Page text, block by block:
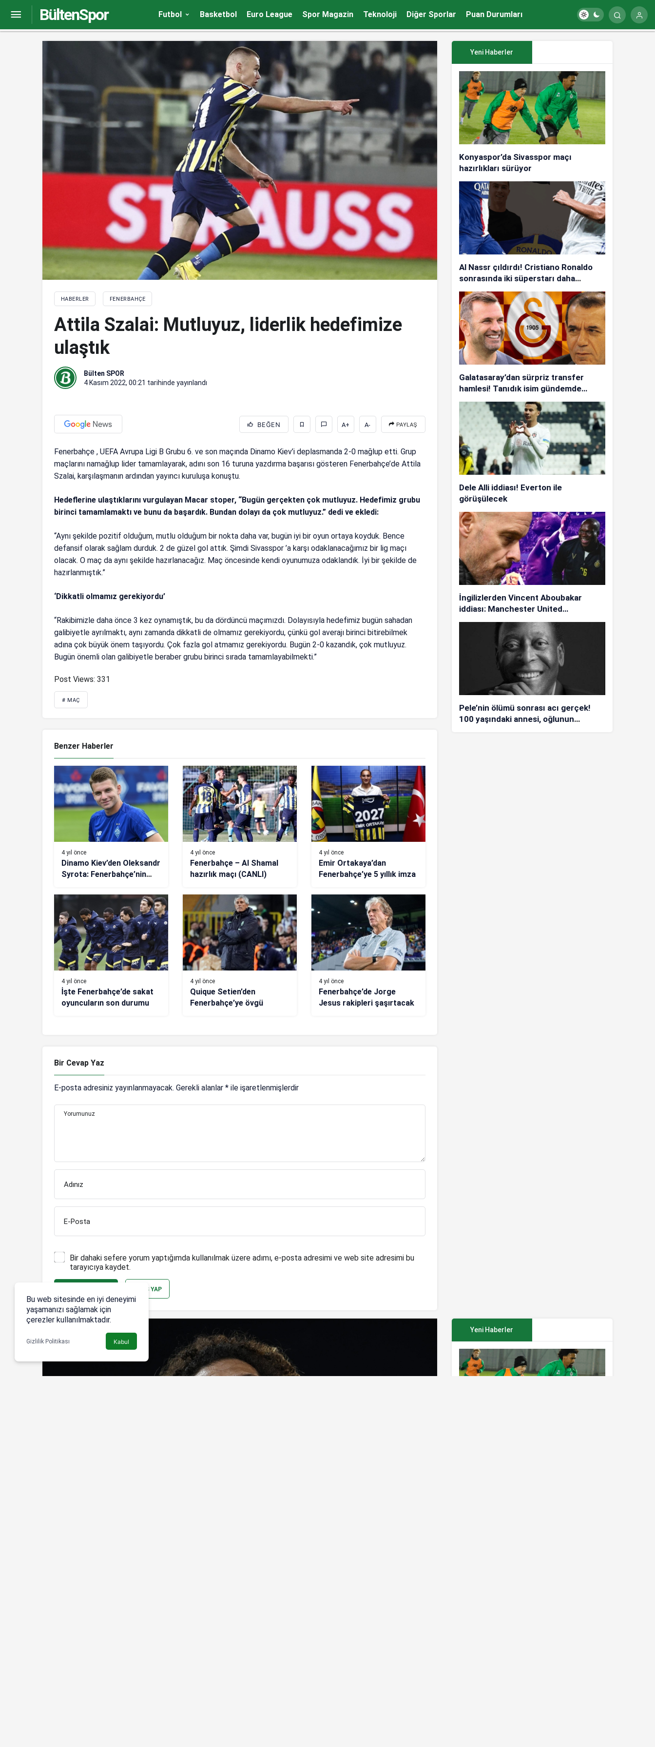
BültenSpor Futbol Basketbol Euro League Spor Magazin Teknoloji Diğer Sporlar Puan Durumları
HABERLER FENERBAHÇE
Attila Szalai: Mutluyuz, liderlik hedefimize
ulaştık
Bülten SPOR
4 Kasım 2022, 00:21 tarihinde yayınlandı
BEĞEN A+ A- PAYLAŞ
Fenerbahçe , UEFA Avrupa Ligi B Grubu 6. ve son maçında Dinamo Kiev’i deplasmanda 2-0 mağlup etti. Grup
maçlarını namağlup lider tamamlayarak, adını son 16 turuna yazdırma başarısı gösteren Fenerbahçe’de Attila
Szalai, karşılaşmanın ardından yayıncı kuruluşa konuştu.
Hedeflerine ulaştıklarını vurgulayan Macar stoper, “Bugün gerçekten çok mutluyuz. Hedefimiz grubu
birinci tamamlamaktı ve bunu da başardık. Bundan dolayı da çok mutluyuz.” dedi ve ekledi:
“Aynı şekilde pozitif olduğum, mutlu olduğum bir nokta daha var, bugün iyi bir oyun ortaya koyduk. Bence
defansif olarak sağlam durduk. 2 de güzel gol attık. Şimdi Sivasspor ’a karşı odaklanacağımız bir lig maçı
olacak. O maç da aynı şekilde hazırlanacağız. Maç öncesinde kendi oyunumuza odaklandık. İyi bir şekilde de
hazırlanmıştık.”
‘Dikkatli olmamız gerekiyordu’
“Rakibimizle daha önce 3 kez oynamıştık, bu da dördüncü maçımızdı. Dolayısıyla hedefimiz bugün sahadan
galibiyetle ayrılmaktı, aynı zamanda dikkatli de olmamız gerekiyordu, çünkü gol averajı birinci bitirebilmek
adına çok büyük önem taşıyordu. Çok fazla gol atmamız gerekiyordu. Bugün 2-0 kazandık, çok mutluyuz.
Bugün önemli olan galibiyetle beraber grubu birinci sırada tamamlayabilmekti.”
Post Views: 331
# MAÇ
Benzer Haberler
4 yıl önce
Dinamo Kiev’den Oleksandr
Syrota: Fenerbahçe’nin
biliyoruz
4 yıl önce
Fenerbahçe – Al Shamal
hazırlık maçı (CANLI)
4 yıl önce
Emir Ortakaya’dan
Fenerbahçe’ye 5 yıllık imza
4 yıl önce
İşte Fenerbahçe’de sakat
oyuncuların son durumu
4 yıl önce
Quique Setien’den
Fenerbahçe’ye övgü
4 yıl önce
Fenerbahçe’de Jorge
Jesus rakipleri şaşırtacak
Bir Cevap Yaz
E-posta adresiniz yayınlanmayacak. Gerekli alanlar * ile işaretlenmişlerdir
Yorumunuz
Adınız
E-Posta
Bir dahaki sefere yorum yaptığımda kullanılmak üzere adımı, e-posta adresimi ve web site adresimi bu
tarayıcıya kaydet.
GIRIŞ YAP
Yeni Haberler
Konyaspor’da Sivasspor maçı
hazırlıkları sürüyor
Al Nassr çıldırdı! Cristiano Ronaldo
sonrasında iki süperstarı daha
istiyorlar…
Galatasaray’dan sürpriz transfer
hamlesi! Tanıdık isim gündemde…
Dele Alli iddiası! Everton ile
görüşülecek
İngilizlerden Vincent Aboubakar
iddiası: Manchester United…
Pele’nin ölümü sonrası acı gerçek!
100 yaşındaki annesi, oğlunun
Fenerbahçe’de Willian Arao’dan ilk gol yorumu
Yeni Haberler
Bu web sitesinde en iyi deneyimi
yaşamanızı sağlamak için
çerezler kullanılmaktadır.
Gizlilik Politikası Kabul